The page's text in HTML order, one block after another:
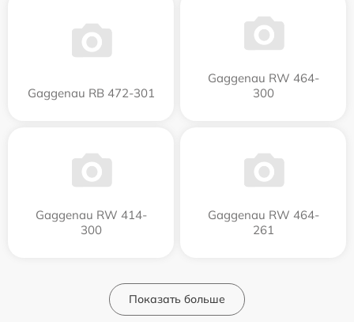
Gaggenau RB 472-301
Gaggenau RW 464-
300
Gaggenau RW 414-
300
Gaggenau RW 464-
261
Показать больше